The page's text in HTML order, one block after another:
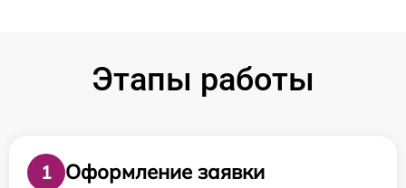
Этапы работы
1
Оформление заявки